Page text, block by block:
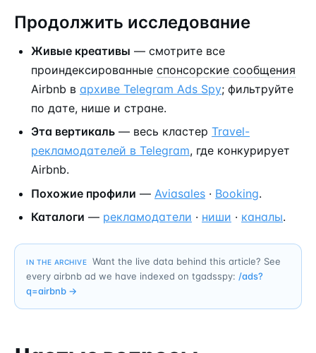
Продолжить исследование
Живые креативы — смотрите все
проиндексированные спонсорские сообщения
Airbnb в архиве Telegram Ads Spy; фильтруйте
по дате, нише и стране.
Эта вертикаль — весь кластер Travel-
рекламодателей в Telegram, где конкурирует
Airbnb.
Похожие профили — Aviasales · Booking.
Каталоги — рекламодатели · ниши · каналы.
IN THE ARCHIVE
Want the live data behind this article? See
every airbnb ad we have indexed on tgadsspy: /ads?
q=airbnb →